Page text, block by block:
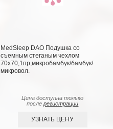
MedSleep DAO Подушка со
съемным стеганым чехлом
70х70,1пр,микробамбук/бамбук/
микровол.
Цена доступна только
послерегистрации
УЗНАТЬ ЦЕНУ